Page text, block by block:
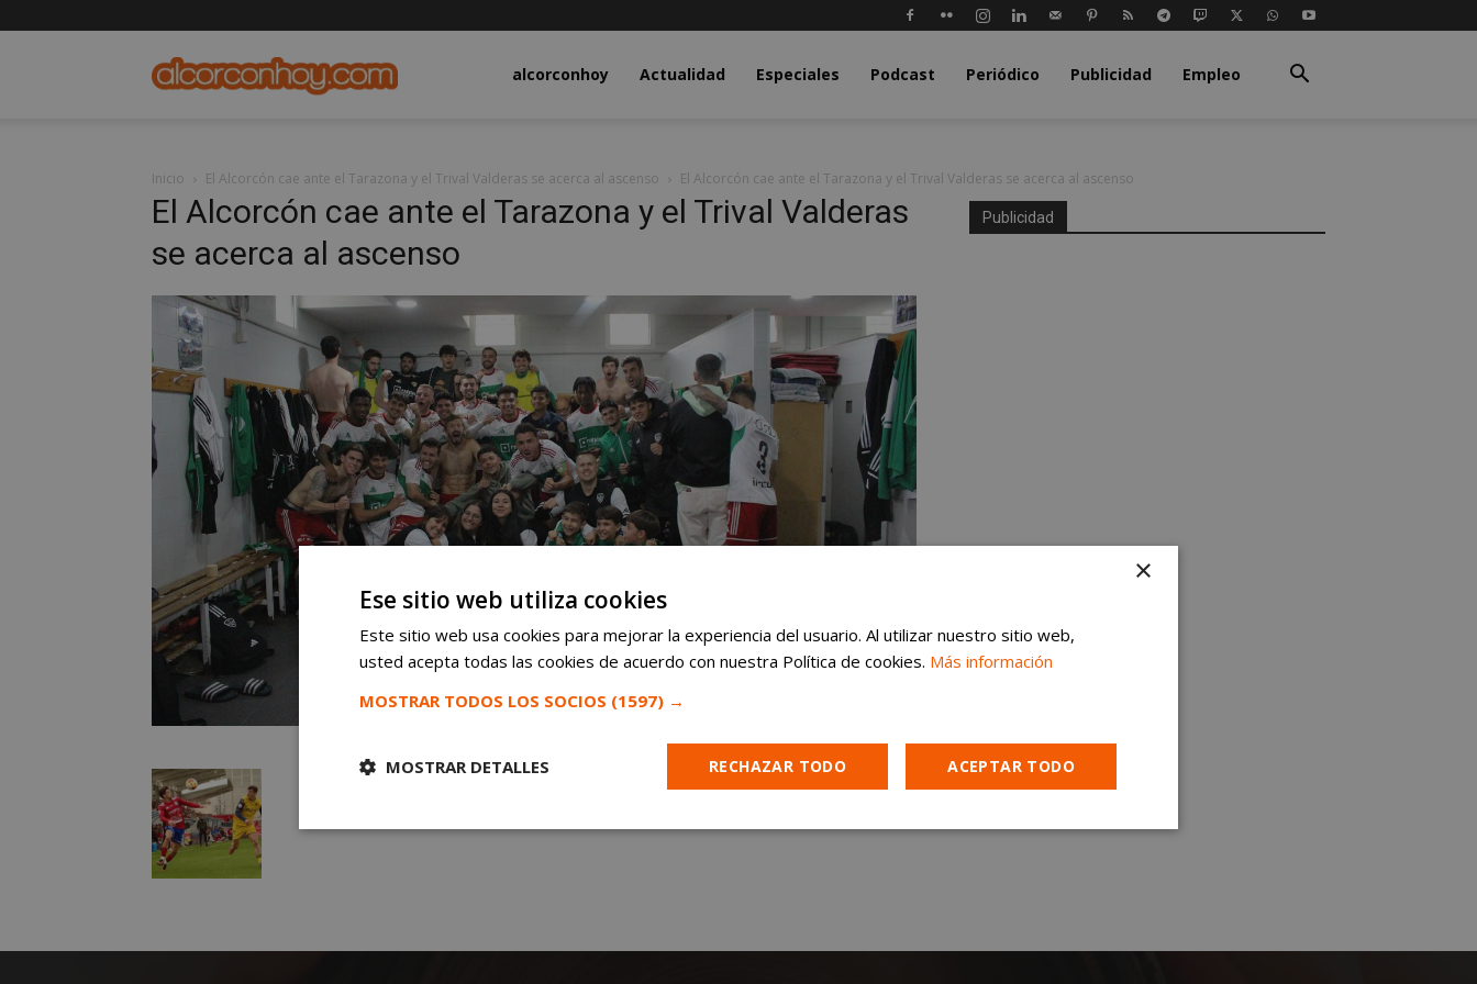
alcorconhoy.comalcorconhoy Actualidad Especiales Podcast Periódico Publicidad Empleo
Inicio El Alcorcón cae ante el Tarazona y el Trival Valderas se acerca al ascenso El Alcorcón cae ante el Tarazona y el Trival Valderas se acerca al ascenso
El Alcorcón cae ante el Tarazona y el Trival Valderas
se acerca al ascenso
Publicidad
×
Ese sitio web utiliza cookies
Este sitio web usa cookies para mejorar la experiencia del usuario. Al utilizar nuestro sitio web,
usted acepta todas las cookies de acuerdo con nuestra Política de cookies. Más información
MOSTRAR TODOS LOS SOCIOS (1597) →
ACEPTAR TODO
RECHAZAR TODO
MOSTRAR DETALLES
Cookies
Cookies de
Cookies de
Cookies de
Cookies no